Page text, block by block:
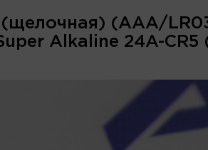
(щелочная) (AAA/
Alkaline 24A-CR5